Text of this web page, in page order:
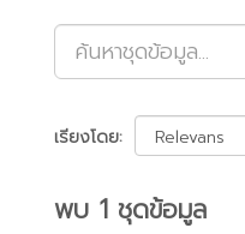
เรียงโดย
พบ 1 ชุดข้อมูล